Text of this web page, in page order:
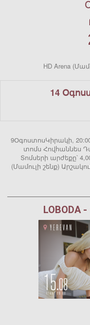
HD Arena
14
9ՕգոստոսԿիրակի,
տոմս Հովհաննես
Տոմսերի արժեքը՝
(Մամուլի շենք)
LOBODA